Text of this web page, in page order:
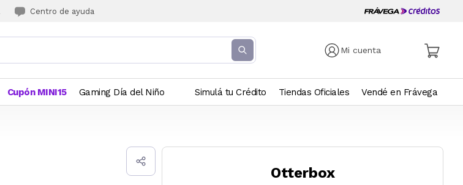
Centro de ayuda
Mi cuenta
Cupón MINI15 Gaming Día del Niño Simulá tu Crédito Tiendas Oficiales Vendé en Frávega
Otterbox